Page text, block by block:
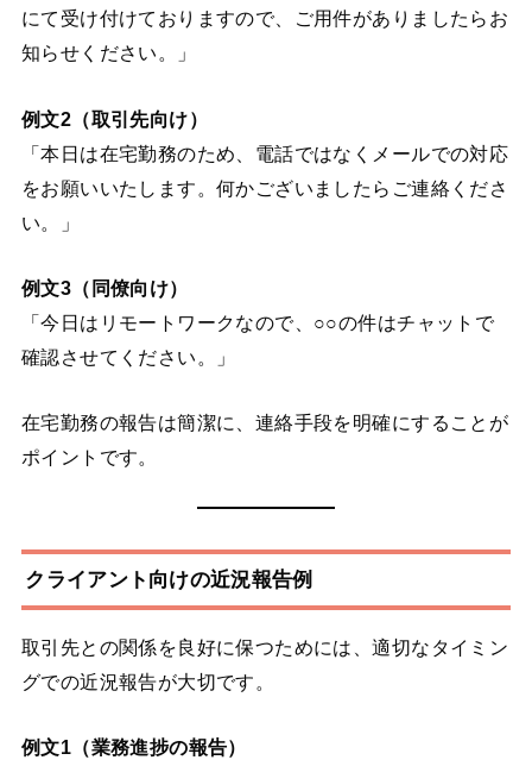
にて受け付けておりますので、ご用件がありましたらお
知らせください。」
例文2（取引先向け）
「本日は在宅勤務のため、電話ではなくメールでの対応
をお願いいたします。何かございましたらご連絡くださ
い。」
例文3（同僚向け）
「今日はリモートワークなので、○○の件はチャットで
確認させてください。」
在宅勤務の報告は簡潔に、連絡手段を明確にすることが
ポイントです。
クライアント向けの近況報告例
取引先との関係を良好に保つためには、適切なタイミン
グでの近況報告が大切です。
例文1（業務進捗の報告）